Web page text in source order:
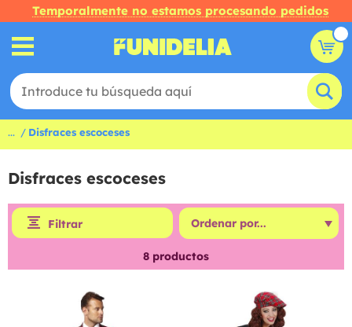
Temporalmente no estamos procesando pedidos
... Disfraces escoceses
Disfraces escoceses
Filtrar
8 productos